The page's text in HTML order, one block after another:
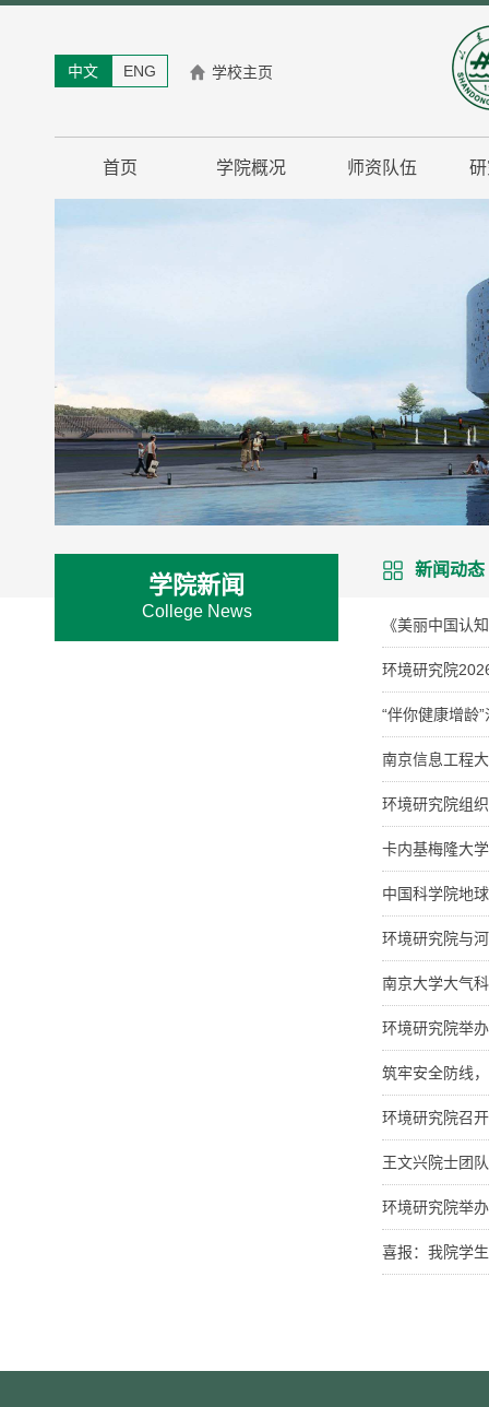
中文 ENG 学校主页
首页 学院概况 师资队伍
学院新闻
College News
新闻动态
《美丽中国认
环境研究院
“伴你健康增龄
南京信息工程
环境研究院组
卡内基梅隆大
中国科学院地
环境研究院与
南京大学大气
环境研究院举
筑牢安全防线
环境研究院召
王文兴院士团
环境研究院举
喜报：我院学